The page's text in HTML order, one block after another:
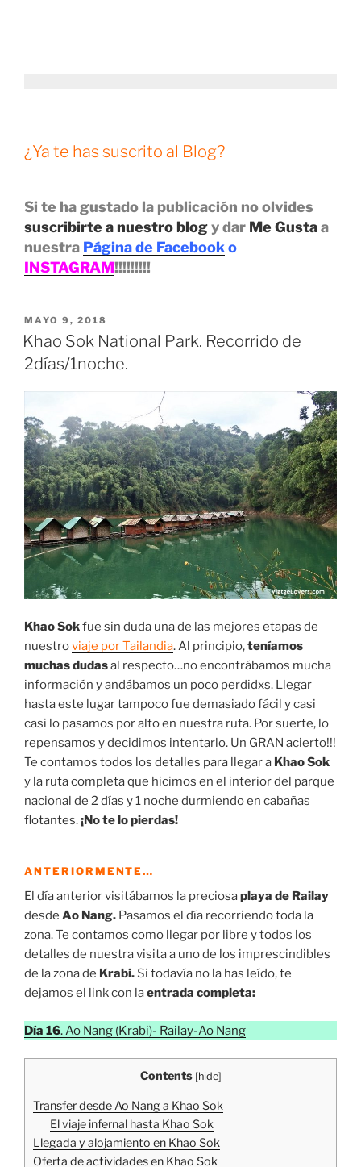
¿Ya te has suscrito al Blog?
Si te ha gustado la publicación no olvides
suscribirte a nuestro blogy dar Me Gustaa
nuestra Página de Facebooko
INSTAGRAM!!!!!!!!!
PUBLICADO
EL
MAYO 9, 2018
Khao Sok National Park. Recorrido de
2días/1noche.
Khao Sokfue sin duda una de las mejores etapas de
nuestroviaje por Tailandia. Al principio,teníamos
muchas dudasal respecto…no encontrábamos mucha
información y andábamos un poco perdidxs. Llegar
hasta este lugar tampoco fue demasiado fácil y casi
casi lo pasamos por alto en nuestra ruta. Por suerte, lo
repensamos y decidimos intentarlo. Un GRAN acierto!!!
Te contamos todos los detalles para llegar a Khao Sok
y la ruta completa que hicimos en el interior del parque
nacional de 2 días y 1 noche durmiendo en cabañas
flotantes.¡No te lo pierdas!
ANTERIORMENTE…
El día anterior visitábamos la preciosaplaya de Railay
desde Ao Nang. Pasamos el día recorriendo toda la
zona. Te contamos como llegar por libre y todos los
detalles de nuestra visita a uno de los imprescindibles
de la zona de Krabi. Si todavía no la has leído, te
dejamos el link con laentrada completa:
Día 16. Ao Nang (Krabi)- Railay-Ao Nang
Contents [hide]
Transfer desde Ao Nang a Khao Sok
El viaje infernal hasta Khao Sok
Llegada y alojamiento en Khao Sok
Oferta de actividades en Khao Sok